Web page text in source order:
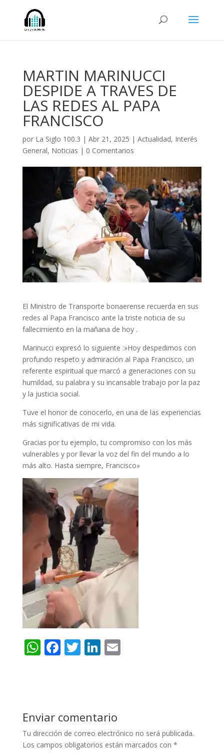
MARTIN MARINUCCI
DESPIDE A TRAVES DE
LAS REDES AL PAPA
FRANCISCO
por La Siglo 100.3 | Abr 21, 2025 | Actualidad, Interés
General, Noticias | 0 Comentarios
El Ministro de Transporte bonaerense recuerda en sus
redes al Papa Francisco ante la triste noticia de su
fallecimiento en la mañana de hoy .
Marinucci expresó lo siguiente :»Hoy despedimos con
profundo respeto y admiración al Papa Francisco, un
referente espiritual que marcó a generaciones con su
humildad, su palabra y su incansable trabajo por la paz
y la justicia social.
Tuve el honor de conocerlo, en una de las experiencias
más significativas de mi vida.
Gracias por tu ejemplo, tu compromiso con los más
vulnerables y por llevar la voz del fin del mundo a lo
más alto. Hasta siempre, Francisco»
W
A
p
p
F
o
o
k
T Li
dI
n
E
Enviar comentario
Tu dirección de correo electrónico no será publicada.
Los campos obligatorios están marcados con *